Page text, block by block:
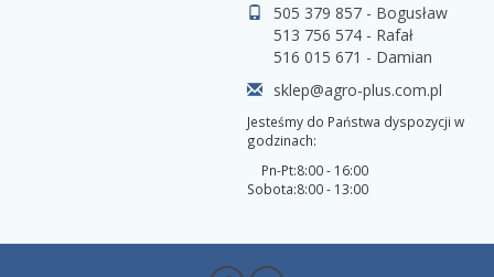
505 379 857 - Bogusław
513 756 574 - Rafał
516 015 671 - Damian
sklep@agro-plus.com.pl
Jesteśmy do Państwa dyspozycji w
godzinach:
Pn-Pt:
Sobota:
8:00 - 16:00
8:00 - 13:00